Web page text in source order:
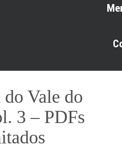
do Vale do
3 – PDFs